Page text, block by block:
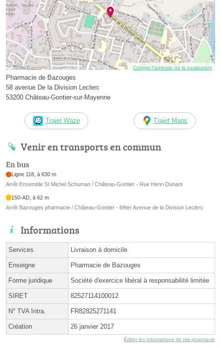
Corriger l’adresse ou la localisation
Pharmacie de Bazouges
58 avenue De la Division Leclerc
53200 Château-Gontier-sur-Mayenne
Trajet Waze Trajet Maps
Venir en transports en commun
En bus
Ligne 118, à 630 m
Arrêt Ensemble St Michel Schuman / Château-Gontier - Rue Henri Dunant
150-AD, à 62 m
Arrêt Bazouges pharmacie / Château-Gontier - 69ter Avenue de la Division Leclerc
Informations
Services Livraison à domicile
Enseigne Pharmacie de Bazouges
Forme juridique Société d'exercice libéral à responsabilité limitée
SIRET 82527114100012
N° TVA Intra. FR82825271141
Création 26 janvier 2017
Éditer les informations de ma pharmacie